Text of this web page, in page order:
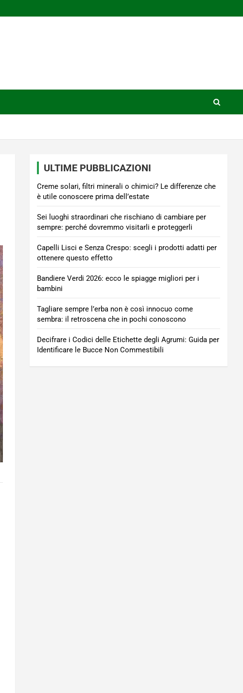
ULTIME PUBBLICAZIONI
Creme solari, filtri minerali o chimici? Le differenze che
è utile conoscere prima dell’estate
Sei luoghi straordinari che rischiano di cambiare per
sempre: perché dovremmo visitarli e proteggerli
Capelli Lisci e Senza Crespo: scegli i prodotti adatti per
ottenere questo effetto
Bandiere Verdi 2026: ecco le spiagge migliori per i
bambini
Tagliare sempre l’erba non è così innocuo come
sembra: il retroscena che in pochi conoscono
Decifrare i Codici delle Etichette degli Agrumi: Guida per
Identificare le Bucce Non Commestibili